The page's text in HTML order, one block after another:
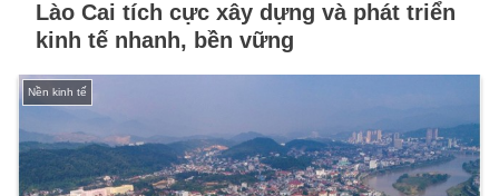
Lào Cai tích cực xây dựng và phát triển
kinh tế nhanh, bền vững
Nền kinh tế